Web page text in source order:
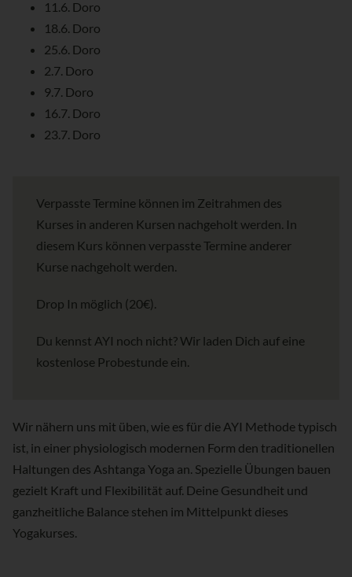
11.6. Doro
18.6. Doro
25.6. Doro
2.7. Doro
9.7. Doro
16.7. Doro
23.7. Doro
Verpasste Termine können im Zeitrahmen des
Kurses in anderen Kursen nachgeholt werden. In
diesem Kurs können verpasste Termine anderer
Kurse nachgeholt werden.
Drop In möglich (20€).
Du kennst AYI noch nicht? Wir laden Dich auf eine
kostenlose Probestunde ein.
Wir nähern uns mit üben, wie es für die AYI Methode typisch
ist, in einer physiologisch modernen Form den traditionellen
Haltungen des Ashtanga Yoga an. Spezielle Übungen bauen
gezielt Kraft und Flexibilität auf. Deine Gesundheit und
ganzheitliche Balance stehen im Mittelpunkt dieses
Yogakurses.